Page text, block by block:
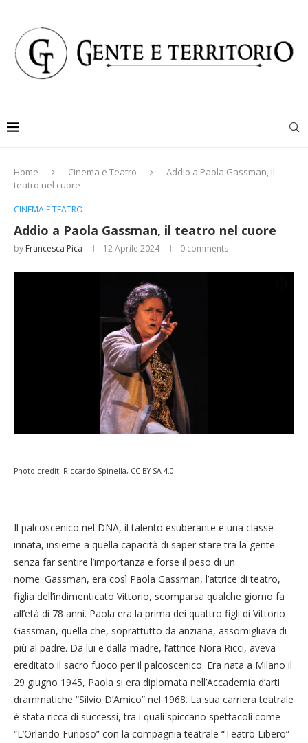
Home Cinema e Teatro
Addio a Paola Gassman, il
teatro nel cuore
CINEMA E TEATRO
Addio a Paola Gassman, il teatro nel cuore
by Francesca Pica 12 Aprile 2024 0 comments
Photo credit: Riccardo Spinella, CC BY-SA 4.0
Il palcoscenico nel DNA, il talento esuberante e una classe
innata, insieme a quella capacità di saper stare tra la gente
senza far sentire l’importanza e forse il peso di un
nome: Gassman, era così Paola Gassman, l’attrice di teatro,
figlia dell’indimenticato Vittorio, scomparsa qualche giorno fa
all’età di 78 anni. Paola era la prima dei quattro figli di Vittorio
Gassman, quella che, soprattutto da anziana, assomigliava di
più al padre. Da lui e dalla madre, l’attrice Nora Ricci, aveva
ereditato il sacro fuoco per il palcoscenico. Era nata a Milano il
29 giugno 1945, Paola si era diplomata nell’Accademia d’arti
drammatiche “Silvio D’Amico” nel 1968. La sua carriera teatrale
è stata ricca di successi, tra i quali spiccano spettacoli come
“L’Orlando Furioso” con la compagnia teatrale “Teatro Libero”